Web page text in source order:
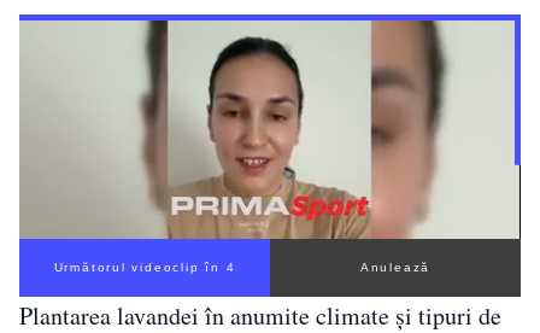
Următorul videoclip în 3 Anulează
Plantarea lavandei în anumite climate și tipuri de